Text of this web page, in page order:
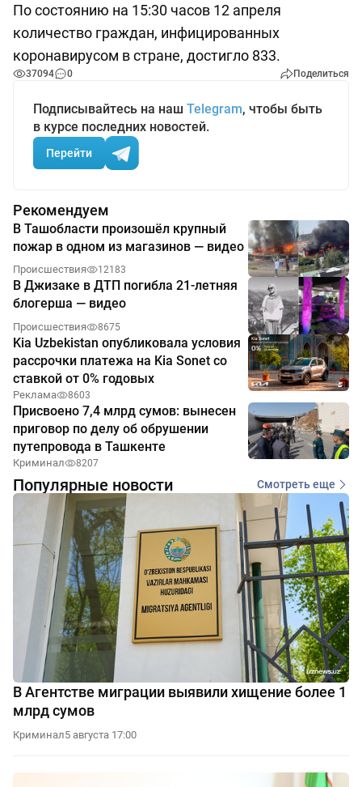
По состоянию на 15:30 часов 12 апреля
количество граждан, инфицированных
коронавирусом в стране, достигло 833.
37094 0 Поделиться
Подписывайтесь на наш Telegram, чтобы быть
в курсе последних новостей.
Перейти
Рекомендуем
В Ташобласти произошёл крупный
пожар в одном из магазинов — видео
Происшествия 12183
В Джизаке в ДТП погибла 21-летняя
блогерша — видео
Происшествия 8675
Kia Uzbekistan опубликовала условия
рассрочки платежа на Kia Sonet со
ставкой от 0% годовых
Реклама 8603
Присвоено 7,4 млрд сумов: вынесен
приговор по делу об обрушении
путепровода в Ташкенте
Криминал 8207
Популярные новости Смотреть еще
В Агентстве миграции выявили хищение более 1
млрд сумов
Криминал5 августа 17:00